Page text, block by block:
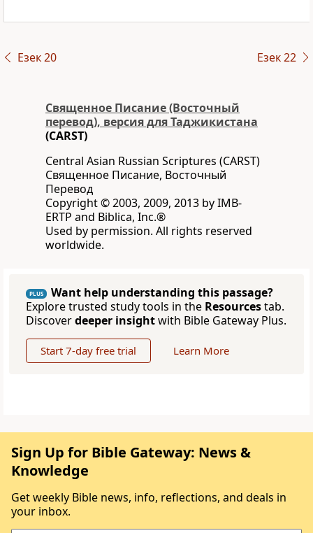
Езек 20 Езек 22
Священное Писание (Восточный
перевод), версия для Таджикистана
(CARST)
Central Asian Russian Scriptures (CARST)
Священное Писание, Восточный
Перевод
Copyright © 2003, 2009, 2013 by IMB-
ERTP and Biblica, Inc.®
Used by permission. All rights reserved
worldwide.
PLUS
Want help understanding this passage?
Explore trusted study tools in the Resourcestab.
Discoverdeeper insightwith Bible Gateway Plus.
Start 7-day free trial Learn More
Sign Up for Bible Gateway: News &
Knowledge
Get weekly Bible news, info, reflections, and deals in
your inbox.